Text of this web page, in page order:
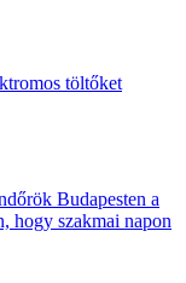
töltőket
Budapesten a
hogy szakmai napon